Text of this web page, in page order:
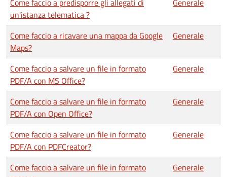
Come faccio a predisporre gli allegati di
un'istanza telematica ?
Generale
Come faccio a ricavare una mappa da Google
Maps?
Generale
Come faccio a salvare un file in formato
PDF/A con MS Office?
Generale
Come faccio a salvare un file in formato
PDF/A con Open Office?
Generale
Come faccio a salvare un file in formato
PDF/A con PDFCreator?
Generale
Come faccio a salvare un file in formato
Generale